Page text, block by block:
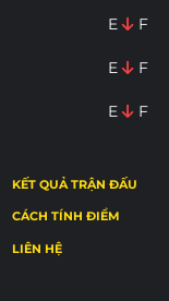
E F
E F
E F
KẾT QUẢ TRẬN ĐẤU
CÁCH TÍNH ĐIỂM
LIÊN HỆ